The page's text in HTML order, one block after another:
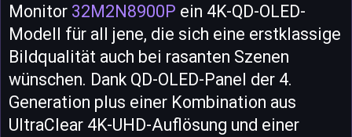
Monitor 32M2N8900P ein 4K-QD-OLED-
Modell für all jene, die sich eine erstklassige
Bildqualität auch bei rasanten Szenen
wünschen. Dank QD-OLED-Panel der 4.
Generation plus einer Kombination aus
UltraClear 4K-UHD-Auflösung und einer